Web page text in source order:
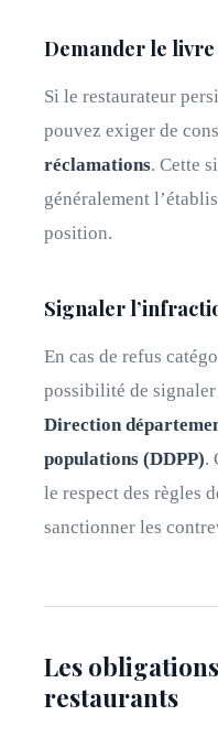
Demander le
Si le restaurateur
pouvez exiger de
réclamations. Cette
généralement
position.
Signaler
En cas de refus
possibilité de signaler
Direction
populations (DDPP).
le respect des règles
sanctionner les
Les
restaurants